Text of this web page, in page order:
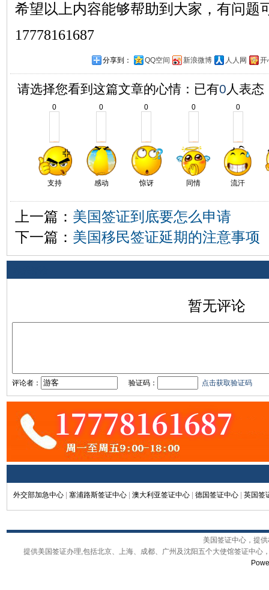
希望以上内容能够帮助到大家， 有问题
17778161687
分享到： QQ空间 新浪微博 人人网 开
请选择您看到这篇文章的心情：已有0 人表态
0
支持
0
感动
0
惊讶
0
同情
0
流汗
上一篇： 美国签证到底要怎么申请
下一篇： 美国移民签证延期的注意事项
暂无评论
评论者： 验证码： 点击获取验证码
外交部加急中心 塞浦路斯签证中心 澳大利亚签证中心 德国签证中心 英国签
美国签证中心，提
提供美国签证办理,包括北京、上海、成都、广州及沈阳五个大使馆签证中